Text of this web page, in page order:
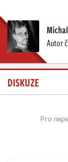
Autor
DISKUZE
Pro